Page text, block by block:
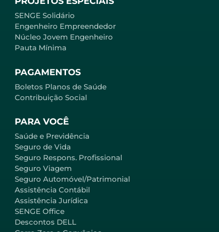
PARA VOCÊ
Saúde e Previdência
Seguro de Vida
Seguro Respons. Profissional
Seguro Viagem
Seguro Automóvel/Patrimonial
Assistência Contábil
Assistência Jurídica
SENGE Office
Descontos DELL
SENGE Solidário
Engenheiro Empreendedor
Núcleo Jovem Engenheiro
Pauta Mínima
PAGAMENTOS
Boletos Planos de Saúde
Contribuição Social